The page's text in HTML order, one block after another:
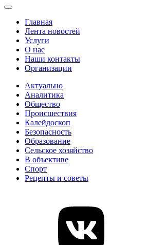
Главная
Лента новостей
Услуги
О нас
Наши контакты
Организации
Актуально
Аналитика
Общество
Происшествия
Калейдоскоп
Безопасность
Образование
Сельское хозяйство
В объективе
Спорт
Рецепты и советы